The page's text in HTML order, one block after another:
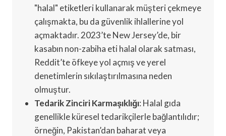
"halal" etiketleri kullanarak müşteri çekmeye
çalışmakta, bu da güvenlik ihlallerine yol
açmaktadır. 2023’te New Jersey’de, bir
kasabın non-zabiha eti halal olarak satması,
Reddit’te öfkeye yol açmış ve yerel
denetimlerin sıkılaştırılmasına neden
olmuştur.
Tedarik Zinciri Karmaşıklığı: Halal gıda
genellikle küresel tedarikçilerle bağlantılıdır;
örneğin, Pakistan’dan baharat veya